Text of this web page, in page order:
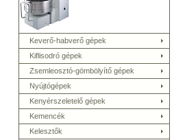
Keverő-habverő gépek
Kiflisodró gépek
Zsemleosztó-gömbölyítő gépek
Nyújtógépek
Kenyérszeletelő gépek
Kemencék
Kelesztők